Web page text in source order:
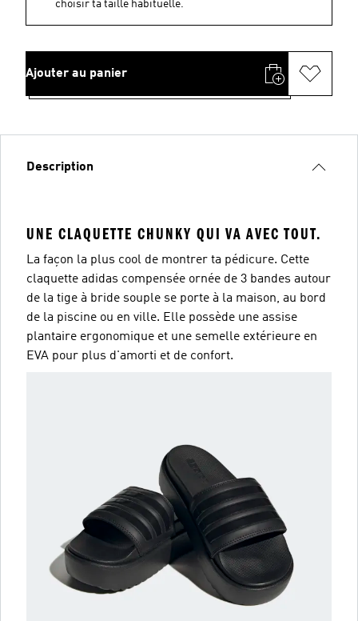
choisir ta taille habituelle.
Ajouter au panier
Description
UNE CLAQUETTE CHUNKY QUI VA AVEC TOUT.
La façon la plus cool de montrer ta pédicure. Cette
claquette adidas compensée ornée de 3 bandes autour
de la tige à bride souple se porte à la maison, au bord
de la piscine ou en ville. Elle possède une assise
plantaire ergonomique et une semelle extérieure en
EVA pour plus d'amorti et de confort.